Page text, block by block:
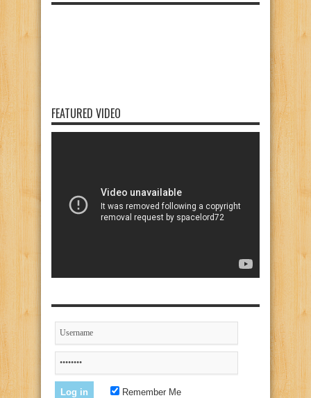
FEATURED VIDEO
Remember Me